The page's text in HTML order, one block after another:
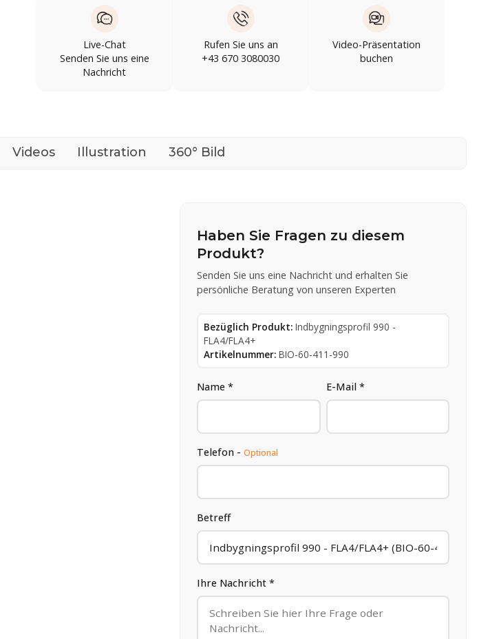
Live-Chat
Senden Sie uns eine
Nachricht
Rufen Sie uns an
+43 670 3080030
Video-Präsentation
buchen
Videos Illustration 360° Bild
Haben Sie Fragen zu diesem
Produkt?
Senden Sie uns eine Nachricht und erhalten Sie
persönliche Beratung von unseren Experten
Bezüglich Produkt: Indbygningsprofil 990 -
FLA4/FLA4+
Artikelnummer: BIO-60-411-990
Name * E-Mail *
Telefon -Optional
Betreff
Ihre Nachricht *